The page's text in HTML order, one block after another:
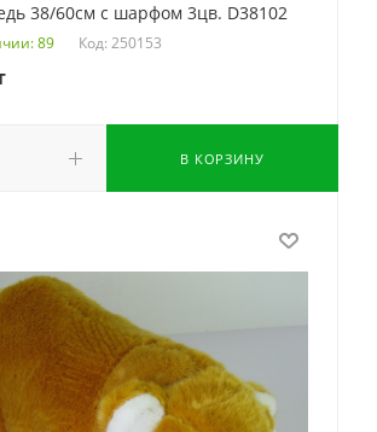
38/60см с шарфом 3цв. D38102
89 Код: 250153
В КОРЗИНУ